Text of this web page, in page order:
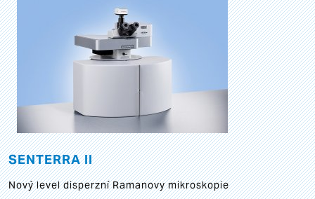
SENTERRA II
Nový level disperzní Ramanovy mikroskopie